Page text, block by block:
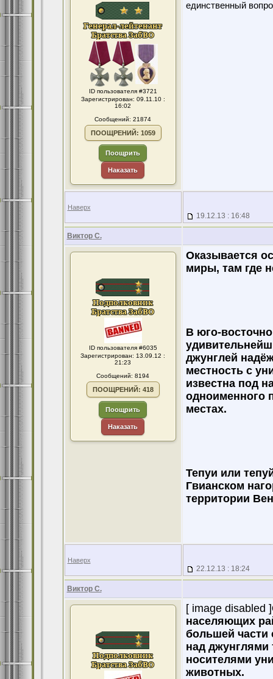
ID пользователя #3721
Зарегистрирован: 09.11.10 :
16:02
Сообщений: 21874
ПООЩРЕНИЙ: 1059
Поощрить
Наказать
единственный
Наверх
19.12.13 : 16:48
Виктор С.
ID пользователя #6035
Зарегистрирован: 13.09.12 :
21:23
Сообщений: 8194
ПООЩРЕНИЙ: 418
Поощрить
Наказать
Оказывается
миры, там где
В юго-
джунглей
местность с
известна под
одноименного
местах.
Тепуи или
Гвианском
территории
Наверх
22.12.13 : 18:24
Виктор С.
[ image disabled ]
населяющих
большей части
над джунглями
носителями
животных.